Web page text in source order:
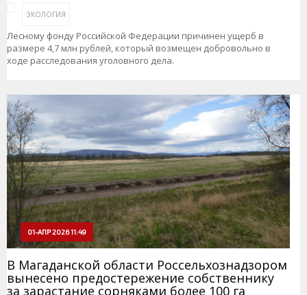
ЭКОЛОГИЯ
Лесному фонду Российской Федерации причинен ущерб в
размере 4,7 млн рублей, который возмещен добровольно в
ходе расследования уголовного дела.
01-АПР 2026 11:49
В Магаданской области Россельхознадзором
вынесено предостережение собственнику
за зарастание сорняками более 100 га